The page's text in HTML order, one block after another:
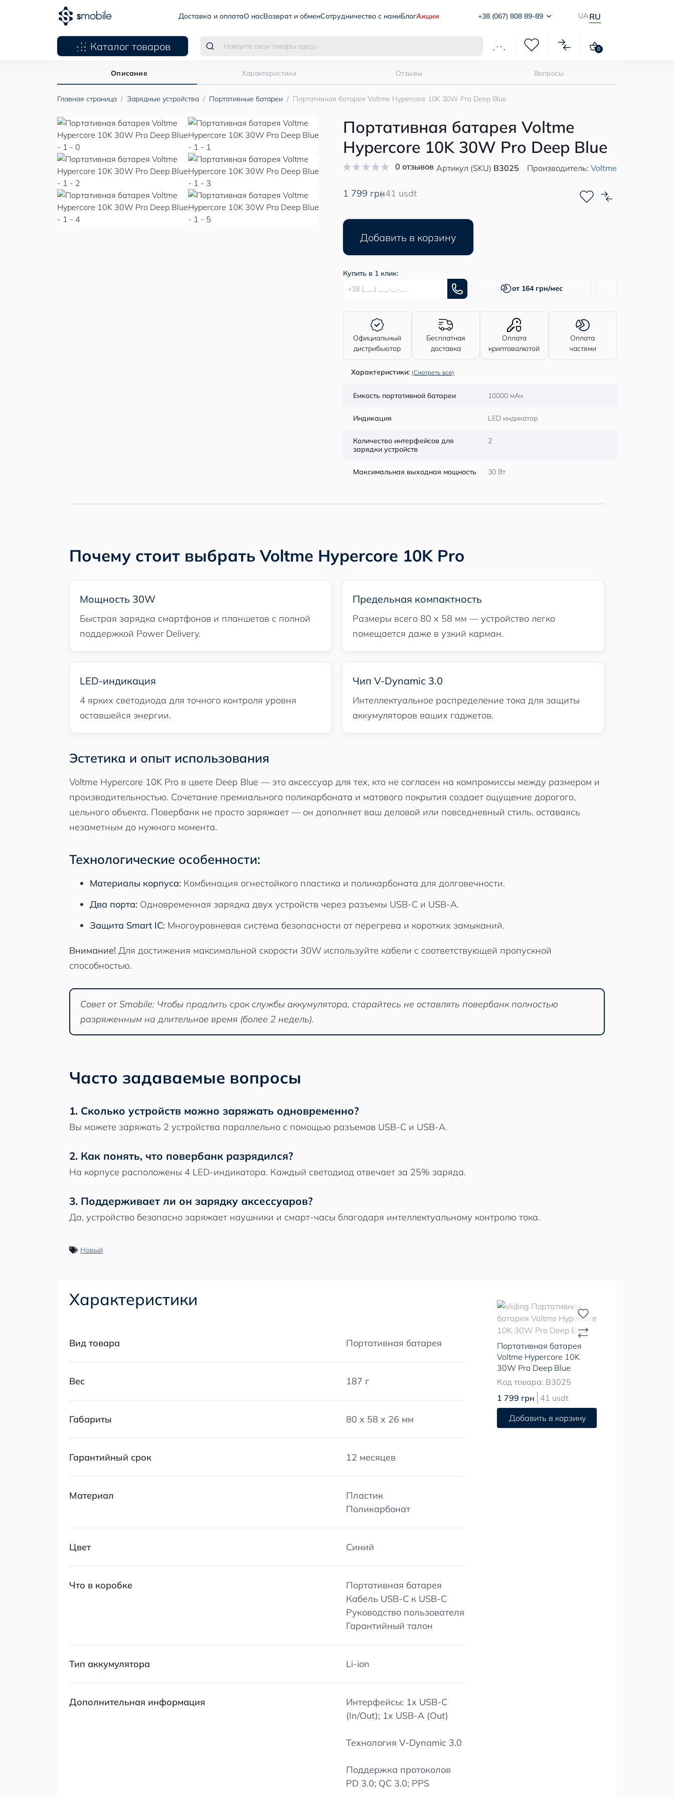
Доставка и оплатаО насВозврат и обменСотрудничество с намиБлогАкции +38 (067) 808 89-89 UA RU
Каталог товаров 0
Главная страница Зарядные устройства Портативные батареи Портативная батарея Voltme Hypercore 10K 30W Pro Deep Blue
Описание Характеристики Отзывы Вопросы
Портативная батарея Voltme
Hypercore 10K 30W Pro Deep Blue
0 отзывов Артикул (SKU) B3025 Производитель: Voltme
1 799 грн41 usdt
Добавить в корзину
Купить в 1 клик:
от 164 грн/мес
Официальный
дистрибьютор
Бесплатная
доставка
Оплата
криптовалютой
Оплата
частями
Характеристики: (Смотреть все)
Емкость портативной батареи 10000 мАч
Индикация LED индикатор
Количество интерфейсов для
зарядки устройств
2
Максимальная выходная мощность 30 Вт
Почему стоит выбрать Voltme Hypercore 10K Pro
Мощность 30W
Быстрая зарядка смартфонов и планшетов с полной
поддержкой Power Delivery.
Предельная компактность
Размеры всего 80 x 58 мм — устройство легко
помещается даже в узкий карман.
LED-индикация
4 ярких светодиода для точного контроля уровня
оставшейся энергии.
Чип V-Dynamic 3.0
Интеллектуальное распределение тока для защиты
аккумуляторов ваших гаджетов.
Эстетика и опыт использования
Voltme Hypercore 10K Pro в цвете Deep Blue — это аксессуар для тех, кто не согласен на компромиссы между размером и
производительностью. Сочетание премиального поликарбоната и матового покрытия создает ощущение дорогого,
цельного объекта. Повербанк не просто заряжает — он дополняет ваш деловой или повседневный стиль, оставаясь
незаметным до нужного момента.
Технологические особенности:
Материалы корпуса: Комбинация огнестойкого пластика и поликарбоната для долговечности.
Два порта: Одновременная зарядка двух устройств через разъемы USB-C и USB-A.
Защита Smart IC: Многоуровневая система безопасности от перегрева и коротких замыканий.
Внимание! Для достижения максимальной скорости 30W используйте кабели с соответствующей пропускной
способностью.
Совет от Smobile: Чтобы продлить срок службы аккумулятора, старайтесь не оставлять повербанк полностью
разряженным на длительное время (более 2 недель).
Часто задаваемые вопросы
1. Сколько устройств можно заряжать одновременно?
Вы можете заряжать 2 устройства параллельно с помощью разъемов USB-C и USB-A.
2. Как понять, что повербанк разрядился?
На корпусе расположены 4 LED-индикатора. Каждый светодиод отвечает за 25% заряда.
3. Поддерживает ли он зарядку аксессуаров?
Да, устройство безопасно заряжает наушники и смарт-часы благодаря интеллектуальному контролю тока.
Новый
Характеристики
Вид товара Портативная батарея
Вес 187 г
Габариты 80 x 58 x 26 мм
Гарантийный срок 12 месяцев
Материал
Пластик
Поликарбонат
Цвет Синий
Что в коробке
Портативная батарея
Кабель USB-C к USB-C
Руководство пользователя
Гарантийный талон
Тип аккумулятора Li-ion
Дополнительная информация
Интерфейсы: 1x USB-C
(In/Out); 1x USB-A (Out)
Технология V-Dynamic 3.0
Поддержка протоколов
PD 3.0; QC 3.0; PPS
Портативная батарея
Voltme Hypercore 10K
30W Pro Deep Blue
Код товара: B3025
1 799 грн
41 usdt
Добавить в корзину